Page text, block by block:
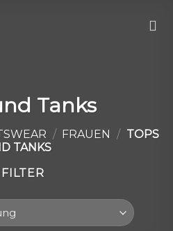
Tanks
/ FRAUEN / TOPS
TANKS
FILTER